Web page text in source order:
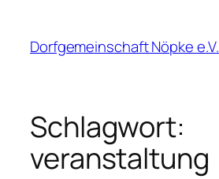
springen
Dorfgemeinschaft Nöpke e.V.
Schlagwort:
veranstaltung